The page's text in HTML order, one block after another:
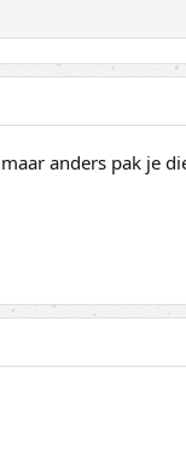
anders pak je